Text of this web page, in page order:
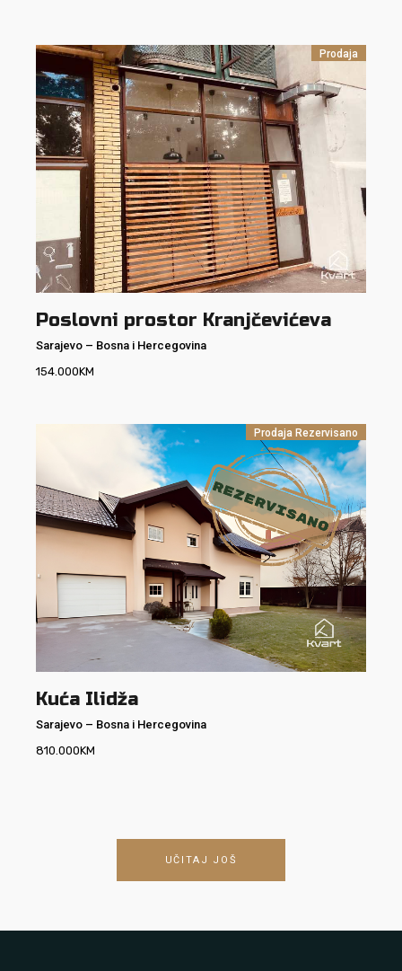
Prodaja
Poslovni prostor Kranjčevićeva
Sarajevo – Bosna i Hercegovina
154.000KM
Prodaja Rezervisano
Kuća Ilidža
Sarajevo – Bosna i Hercegovina
810.000KM
UČITAJ JOŠ